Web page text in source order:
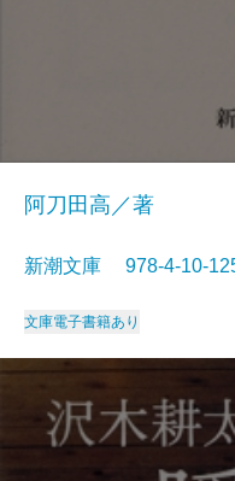
阿刀田高／著
新潮文庫 978-4-10-
文庫電子書籍あり